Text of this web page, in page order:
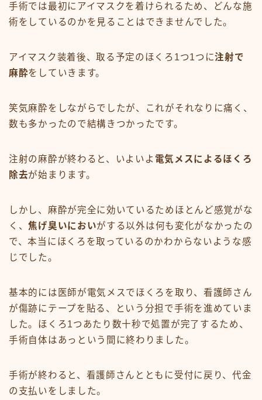
手術では最初にアイマスクを着けられるため、どんな施
術をしているのかを見ることはできませんでした。
アイマスク装着後、取る予定のほくろ1つ1つに注射で
麻酔をしていきます。
笑気麻酔をしながらでしたが、これがそれなりに痛く、
数も多かったので結構きつかったです。
注射の麻酔が終わると、いよいよ 電気メスによるほくろ
除去が始まります。
しかし、麻酔が完全に効いているためほとんど感覚がな
く、焦げ臭いにおいがする以外は何も変化がなかったの
で、本当にほくろを取っているのかわからないような感
じでした。
基本的には医師が電気メスでほくろを取り、看護師さん
が傷跡にテープを貼る、という分担で手術を進めていま
した。ほくろ1つあたり数十秒で処置が完了するため、
手術自体はあっという間に終わりました。
手術が終わると、看護師さんとともに受付に戻り、代金
の支払いをしました。